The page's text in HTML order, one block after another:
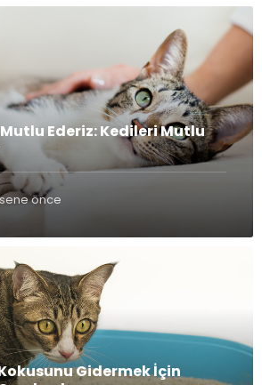
Ederiz: Kedileri Mutlu
önce
Gidermek İçin